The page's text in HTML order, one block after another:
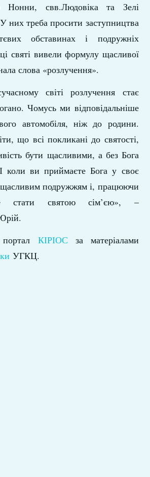
Нонни, свв.Людовіка та Зелі
них треба просити заступництва
обставинах і подружніх
святі вивели формулу щасливої
слова «розлучення».
світі розлучення стає
Чомусь ми відповідальніше
автомобіля, ніж до родини.
що всі покликані до святості,
бути щасливими, а без Бога
коли ви приймаєте Бога у своє
щасливим подружжям і, працюючи
стати святою сім’єю», –
КІРІОС за матеріалами
УГКЦ.